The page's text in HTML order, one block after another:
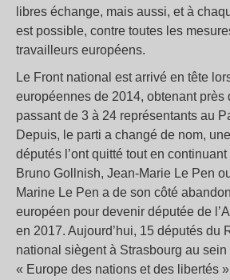
libres échange, mais aussi, et à
est possible, contre toutes les
travailleurs européens.
Le Front national est arrivé en tête
européennes de 2014, obtenant près
passant de 3 à 24 représentants au
Depuis, le parti a changé de nom,
députés l’ont quitté tout en
Bruno Gollnish, Jean-Marie Le Pen
Marine Le Pen a de son côté
européen pour devenir députée de
en 2017. Aujourd’hui, 15 députés du
national siègent à Strasbourg au
« Europe des nations et des libertés